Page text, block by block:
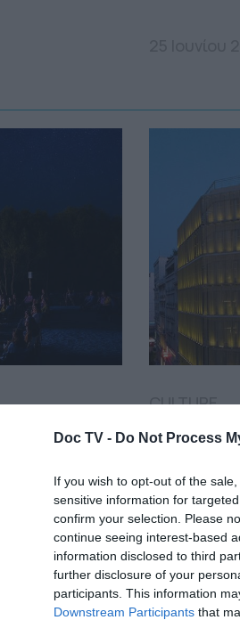
Doc TV - Do Not Process
If you wish to opt-out of the
sensitive information for
confirm your selection. Please
continue seeing interest-based
information disclosed to third
further disclosure of your
participants. This information
Downstream Participants that
τέχνη
στη
CULTURE
6
χωρίς